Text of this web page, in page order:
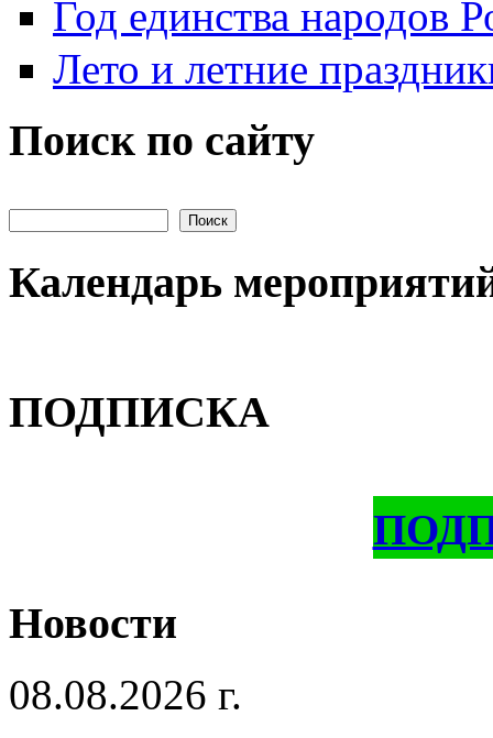
Год единства народов
Лето и летние
Поиск по сайту
Календарь
ПОДПИСКА
Новости
08.08.2026 г.